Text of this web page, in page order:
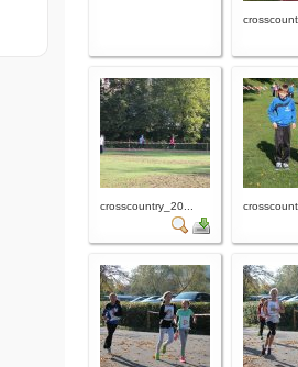
crosscountry_20...